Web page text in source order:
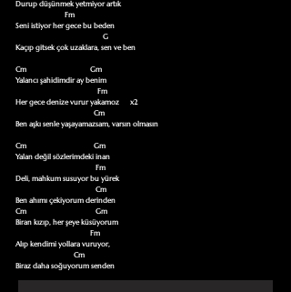
Durup düşünmek yetmiyor artık
Seni istiyor her gece bu beden
Kaçıp gitsek çok uzaklara, sen ve ben
Cm                                   Gm
Yalancı şahidimdir ay benim
Her gece denize vurur yakamoz      x2
Ben aşkı senle yaşayamazsam, varsın olmasın
Cm                                     Gm
Yalan değil sözlerimdeki inan
Deli, mahkum susuyor bu yürek
Ben ahımı çekiyorum derinden
Cm                                      Gm
Biran kızıp, her şeye küsüyorum
Alıp kendimi yollara vuruyor,
Biraz daha soğuyorum senden